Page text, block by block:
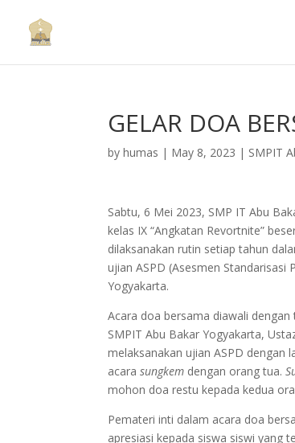
GELAR DOA
byhumas | May 8, 2023 | SMPIT
Sabtu, 6 Mei 2023, SMP IT Abu
kelas IX “Angkatan Revortnite”
dilaksanakan rutin setiap tahun
ujian ASPD (Asesmen Standarisasi
Yogyakarta.
Acara doa bersama diawali
SMPIT Abu Bakar Yogyakarta,
melaksanakan ujian ASPD dengan
acarasungkem dengan orang tua.
mohon doa restu kepada kedua
Pemateri inti dalam acara doa
apresiasi kepada siswa siswi yang